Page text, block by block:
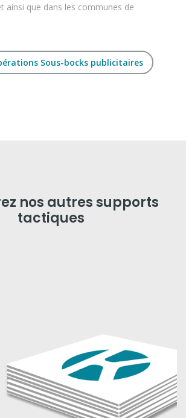
ainsi que dans les communes de
Sous-bocks publicitaires
nos autres supports
tactiques